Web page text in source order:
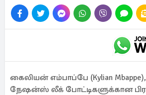
கைலியன் எம்பாப்பே (Kylian
நேஷன்ஸ் லீக் போட்டிகளுக்கான